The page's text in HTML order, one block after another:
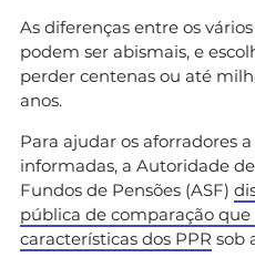
As diferenças entre os
podem ser abismais, e
perder centenas ou até
anos.
Para ajudar os aforradores
informadas, a Autoridade
Fundos de Pensões (ASF)
pública de comparação
características dos PPR sob